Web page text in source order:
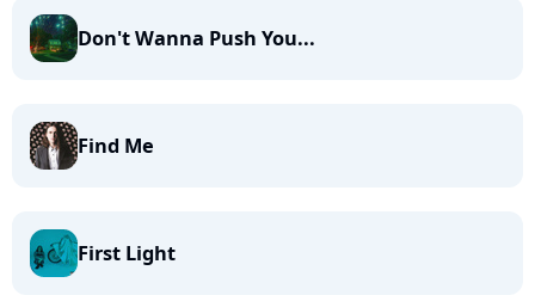
Don't Wanna Push You...
Find Me
First Light